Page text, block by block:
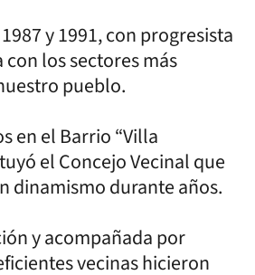
y 1991, con progresista
los sectores más
pueblo.
en el Barrio “Villa
el Concejo Vecinal que
dinamismo durante años.
y acompañada por
vecinas hicieron